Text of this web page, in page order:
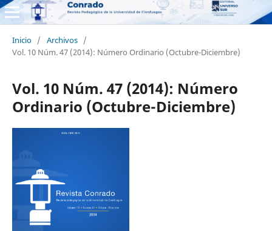
Inicio / Archivos /
Vol. 10 Núm. 47 (2014): Número Ordinario (Octubre-Diciembre)
Vol. 10 Núm. 47 (2014): Número
Ordinario (Octubre-Diciembre)